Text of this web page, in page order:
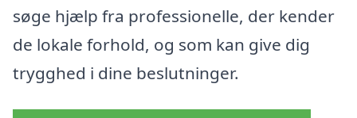
søge hjælp fra professionelle, der kender
de lokale forhold, og som kan give dig
trygghed i dine beslutninger.